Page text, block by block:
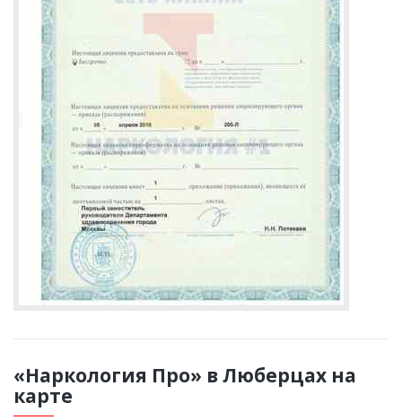
«Наркология Про» в Люберцах на
карте